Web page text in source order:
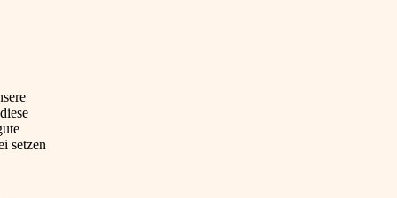
setzen